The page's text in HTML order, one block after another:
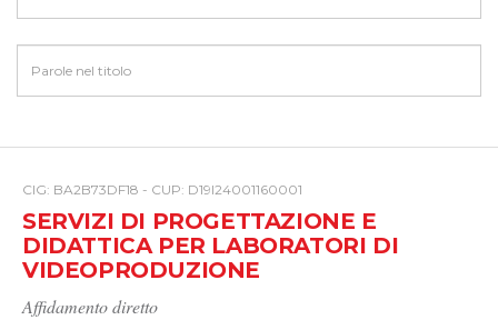
CIG: BA2B73DF18 - CUP: D19I24001160001
SERVIZI DI PROGETTAZIONE E
DIDATTICA PER LABORATORI DI
VIDEOPRODUZIONE
Affidamento diretto